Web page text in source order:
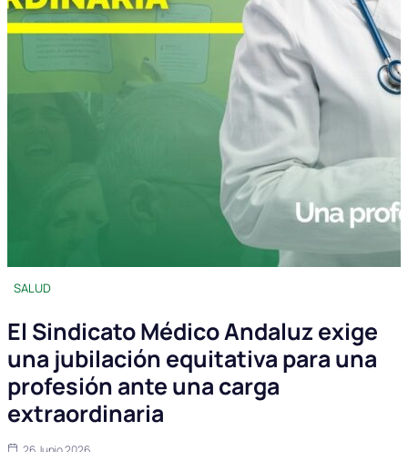
SALUD
El Sindicato Médico Andaluz exige
una jubilación equitativa para una
profesión ante una carga
extraordinaria